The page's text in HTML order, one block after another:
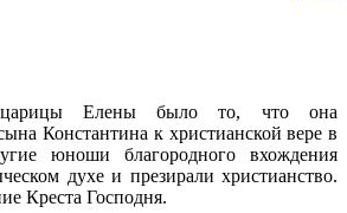
царицы Елены было то, что она
Константина к христианской вере в
юноши благородного вхождения
духе и презирали христианство.
Креста Господня.